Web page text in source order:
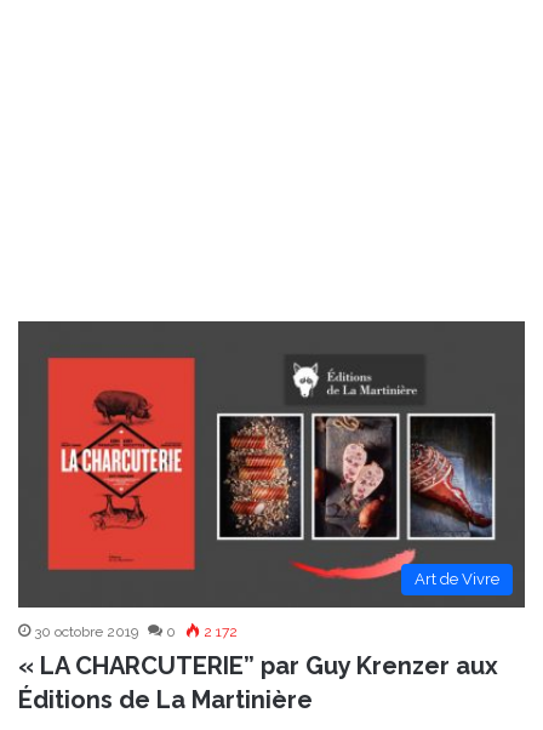
Art de Vivre
30 octobre 2019 0 2 172
« LA CHARCUTERIE” par Guy Krenzer aux
Éditions de La Martinière